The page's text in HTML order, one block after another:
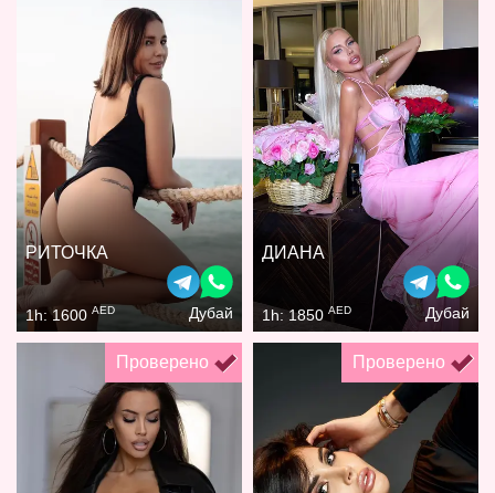
РИТОЧКА
1h: 1600 AED Дубай
ДИАНА
1h: 1850 AED Дубай
Проверено Проверено